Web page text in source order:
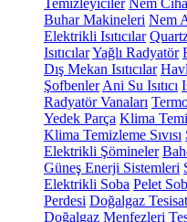
Temizleyiciler Nem
Buhar Makineleri Nem
Elektrikli Isıtıcılar
IsıtıcılarYağlı Radyatör
Dış Mekan Isıtıcılar
Şofbenler Ani Su Isıtıcı
Radyatör Vanaları
Yedek Parça Klima
Klima Temizleme Sıvısı
Elektrikli Şömineler
Güneş Enerji Sistemleri
Elektrikli Soba Pelet
Perdesi Doğalgaz
Doğalgaz Menfezleri